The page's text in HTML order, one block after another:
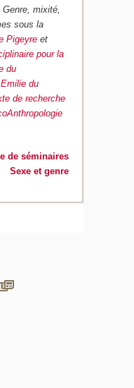
mixité,
sous la
Pigeyre et
pour la
du
du
de recherche
de séminaires
Sexe et genre